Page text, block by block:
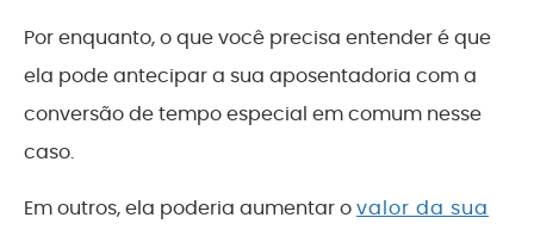
Por enquanto, o que você precisa entender é que
ela pode antecipar a sua aposentadoria com a
conversão de tempo especial em comum nesse
caso.
Em outros, ela poderia aumentar ovalor da sua